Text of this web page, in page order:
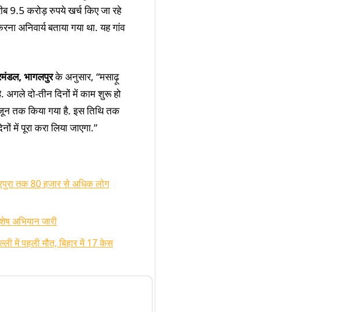
9.5 करोड़ रुपये खर्च किए जा रहे
अनिवार्य बताया गया था. यह गांव
भागलपुरके अनुसार, “मसाढ़ू
अगले दो-तीन दिनों में काम शुरू हो
तक किया गया है. इस तिथि तक
में पूरा करा लिया जाएगा.”
तक 80 हजार से अधिक लोग
अभियान जारी
में पहली मौत, बिहार में 17 केस